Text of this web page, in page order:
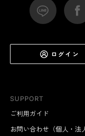
SUPPORT
ご利用ガイド
お問い合わせ（個人・法
ログイン